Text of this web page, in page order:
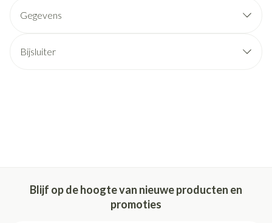
Gegevens
Bijsluiter
Blijf op de hoogte van nieuwe producten en
promoties